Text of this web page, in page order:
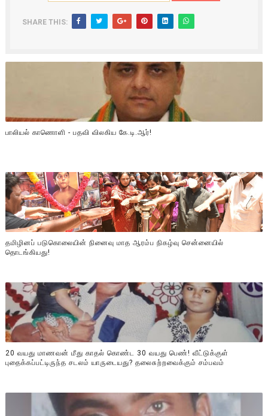
SHARE THIS:
பாலியல் காணொளி - பதவி விலகிய கே.டி.ஆர்!
தமிழினப் படுகொலையின் நினைவு மாத ஆரம்ப நிகழ்வு சென்னையில்
தொடங்கியது!
20 வயது மாணவன் மீது காதல் கொண்ட 30 வயது பெண்! வீட்டுக்குள்
புதைக்கப்பட்டிருந்த சடலம் யாருடையது? தலைசுற்றவைக்கும் சம்பவம்